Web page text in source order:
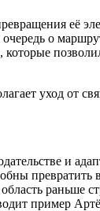
её
о
уход от
и
превратить
раньше
пример